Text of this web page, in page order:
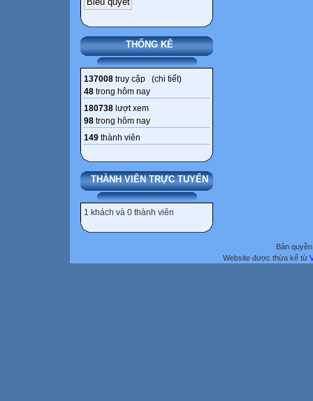
THỐNG KÊ
137008 truy cập (chi tiết)
48 trong hôm nay
180738 lượt xem
98 trong hôm nay
149 thành viên
THÀNH VIÊN TRỰC TUYẾN
1 khách và 0 thành viên
Bản
Website được thừa kế từ